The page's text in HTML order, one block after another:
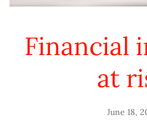
Financial
at
June 18,